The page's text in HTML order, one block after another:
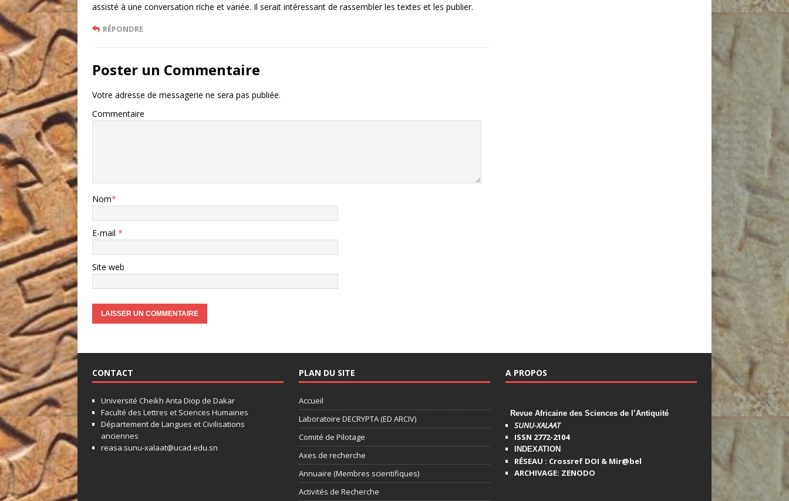
assisté à une conversation riche et variée. Il serait intéressant de rassembler les textes et les publier.
RÉPONDRE
Poster un Commentaire
Votre adresse de messagerie ne sera pas publiée.
Commentaire
Nom*
E-mail *
Site web
CONTACT
Université Cheikh Anta Diop de Dakar
Faculté des Lettres et Sciences Humaines
Département de Langues et Civilisations
anciennes
reasa.sunu-xalaat@ucad.edu.sn
PLAN DU SITE
Accueil
Laboratoire DECRYPTA (ED ARCIV)
Comité de Pilotage
Axes de recherche
Annuaire (Membres scientifiques)
Activités de Recherche
A PROPOS
Revue Africaine des Sciences de l’Antiquité
SUNU-XALAAT
ISSN 2772-2104
INDEXATION
RÉSEAU : Crossref DOI & Mir@bel
ARCHIVAGE: ZENODO